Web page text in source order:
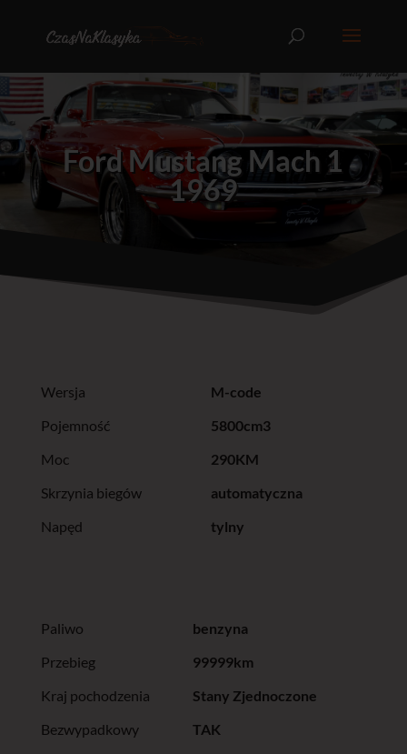
Ford Mustang Mach 1
1969
Wersja
M-code
Pojemność
5800cm3
Moc
290KM
Skrzynia biegów
automatyczna
Napęd
tylny
Paliwo
benzyna
Przebieg
99999km
Kraj pochodzenia
Stany Zjednoczone
Bezwypadkowy
TAK